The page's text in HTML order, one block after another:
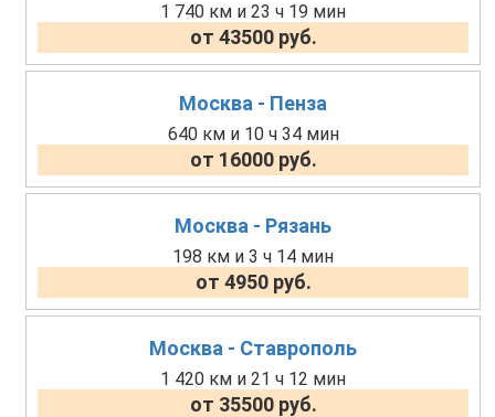
1 740 км и 23 ч 19 мин
от 43500 руб.
Москва - Пенза
640 км и 10 ч 34 мин
от 16000 руб.
Москва - Рязань
198 км и 3 ч 14 мин
от 4950 руб.
Москва - Ставрополь
1 420 км и 21 ч 12 мин
от 35500 руб.